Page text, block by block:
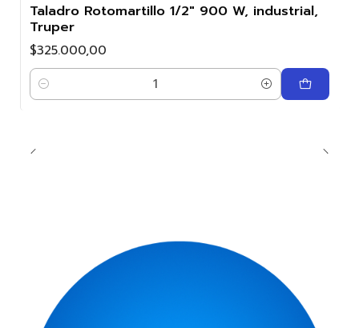
Taladro Rotomartillo 1/2" 900 W, industrial,
Truper
$325.000,00
Cantidad